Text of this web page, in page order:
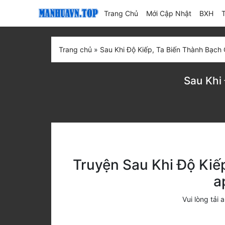
Trang Chủ Mới Cập Nhật(current)
BXH
Trang chủ » Sau Khi Độ Kiếp, Ta Biến Thành Bạch
Sau
Truyện Sau Khi Độ
Vui lòng tải